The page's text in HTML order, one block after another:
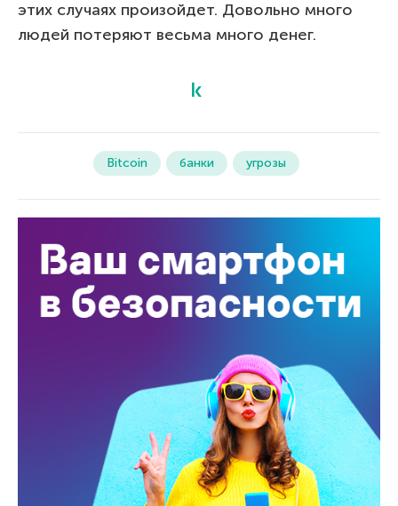
этих случаях произойдет. Довольно много
людей потеряют весьма много денег.
Bitcoin банки угрозы